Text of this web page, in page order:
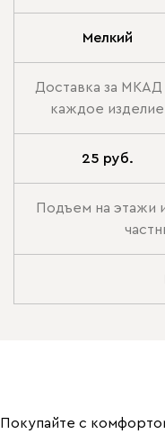
Мелкий
Доставка за МКАД
каждое изделие
25 руб.
Подъем на этажи
Покупайте с